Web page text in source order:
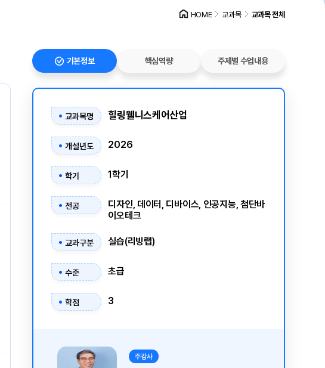
HOME 교과목 교과목 전체
기본정보 핵심역량 주제별 수업내용
교과목명 힐링웰니스케어산업
개설년도 2026
학기 1학기
전공
디자인, 데이터, 디바이스, 인공지능, 첨단바
이오테크
교과구분 실습(리빙랩)
수준 초급
학점 3
주강사